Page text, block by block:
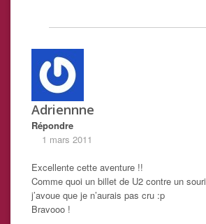
Adriennne
Répondre
1 mars 2011
Excellente cette aventure !!
Comme quoi un billet de U2 contre un
j’avoue que je n’aurais pas cru :p
Bravooo !